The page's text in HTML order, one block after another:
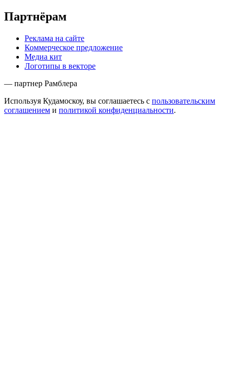
Партнёрам
Реклама на сайте
Коммерческое предложение
Медиа кит
Логотипы в векторе
— партнер Рамблера
Используя Кудамоскоу, вы соглашаетесь с пользовательским
соглашением и политикой конфиденциальности.